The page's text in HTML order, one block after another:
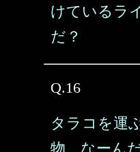
けているラ
だ？
Q.16
タラコを運
物、なーん